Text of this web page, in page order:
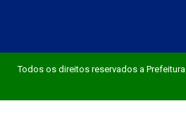
Todos os direitos reservados a Prefeitura